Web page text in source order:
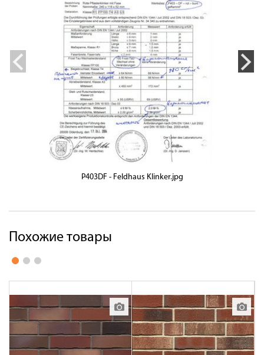
P403DF - Feldhaus Klinker.jpg
Похожие товары